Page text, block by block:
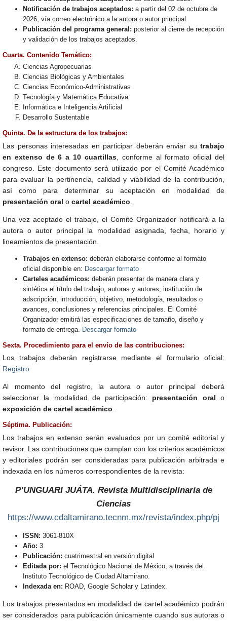
Notificación de trabajos aceptados: a partir del 02 de octubre de
2026, vía correo electrónico a la autora o autor principal.
Publicación del programa general: posterior al cierre de recepción
y validación de los trabajos aceptados.
Cuarta. Contenido Temático:
Ciencias Agropecuarias
Ciencias Biológicas y Ambientales
Ciencias Económico-Administrativas
Tecnología y Matemática Educativa
Informática e Inteligencia Artificial
Desarrollo Sustentable
Quinta. De la estructura de los trabajos:
Las personas interesadas en participar deberán enviar su trabajo
en extenso de 6 a 10 cuartillas, conforme al formato oficial del
congreso. Este documento será utilizado por el Comité Académico
para evaluar la pertinencia, calidad y viabilidad de la contribución,
así como para determinar su aceptación en modalidad de
presentación oral o cartel académico
Una vez aceptado el trabajo, el Comité Organizador notificará a la
autora o autor principal la modalidad asignada, fecha, horario y
lineamientos de presentación.
Trabajos en extenso: deberán elaborarse conforme al formato
oficial disponible en: Descargar formato
Carteles académicos: deberán presentar de manera clara y
sintética el título del trabajo, autoras y autores, institución de
adscripción, introducción, objetivo, metodología, resultados o
avances, conclusiones y referencias principales. El Comité
Organizador emitirá las especificaciones de tamaño, diseño y
formato de entrega.
Descargar formato
Sexta. Procedimiento para el envío de las contribuciones:
Los trabajos deberán registrarse mediante el formulario oficial:
Registro
Al momento del registro, la autora o autor principal deberá
seleccionar la modalidad de participación: presentación oral o
exposición de cartel académico.
Séptima. Publicación:
Los trabajos en extenso serán evaluados por un comité editorial y
revisor. Las contribuciones que cumplan con los criterios académicos
y editoriales podrán ser consideradas para publicación arbitrada e
indexada en los números correspondientes de la revista:
P’UNGUARI JUÁTA. Revista Multidisciplinaria de
Ciencias
https://www.cdaltamirano.tecnm.mx/revista/index.php/pj
ISSN: 3061-810X
Año: 3
Publicación: cuatrimestral en versión digital
Editada por: el Tecnológico Nacional de México, a través del
Instituto Tecnológico de Ciudad Altamirano.
Indexada en: ROAD, Google Scholar y Latindex.
Los trabajos presentados en modalidad de cartel académico podrán
ser considerados para publicación únicamente cuando sus autoras o